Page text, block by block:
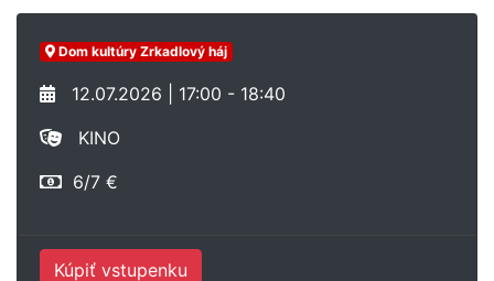
Dom kultúry Zrkadlový háj
12.07.2026 | 17:00 - 18:40
KINO
6/7 €
Kúpiť vstupenku